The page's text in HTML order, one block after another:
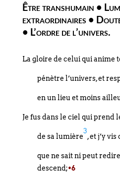
Être transhumain •
extraordinaires •
• L’ordre de l’univers.
La gloire de celui qui anime
pénètre l’univers, et
en un lieu et moins
Je fus dans le ciel qui prend
de sa lumière
3
, et j’y
que ne sait ni peut
descend;•6